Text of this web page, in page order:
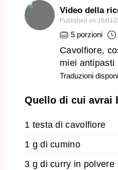
Video della
Published on 16/01/
5 porzioni
Cavolfiore,
miei antipasti
Traduzioni
Quello di cui avrai
1 testa di cavolfiore
1 g di cumino
3 g di curry in polvere